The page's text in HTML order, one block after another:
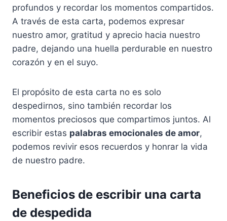
profundos y recordar los momentos compartidos.
A través de esta carta, podemos expresar
nuestro amor, gratitud y aprecio hacia nuestro
padre, dejando una huella perdurable en nuestro
corazón y en el suyo.
El propósito de esta carta no es solo
despedirnos, sino también recordar los
momentos preciosos que compartimos juntos. Al
escribir estas palabras emocionales de amor,
podemos revivir esos recuerdos y honrar la vida
de nuestro padre.
Beneficios de escribir una carta
de despedida